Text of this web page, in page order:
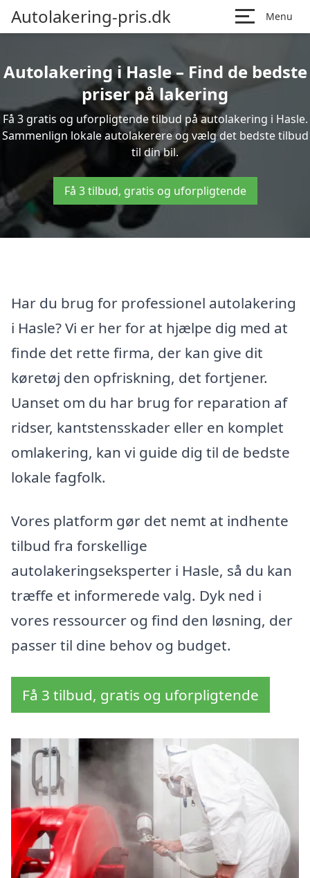
Autolakering-pris.dk Menu
Autolakering i Hasle – Find de bedste
priser på lakering
Få 3 gratis og uforpligtende tilbud på autolakering i Hasle.
Sammenlign lokale autolakerere og vælg det bedste tilbud
til din bil.
Få 3 tilbud, gratis og uforpligtende
Har du brug for professionel autolakering
i Hasle? Vi er her for at hjælpe dig med at
finde det rette firma, der kan give dit
køretøj den opfriskning, det fortjener.
Uanset om du har brug for reparation af
ridser, kantstensskader eller en komplet
omlakering, kan vi guide dig til de bedste
lokale fagfolk.
Vores platform gør det nemt at indhente
tilbud fra forskellige
autolakeringseksperter i Hasle, så du kan
træffe et informerede valg. Dyk ned i
vores ressourcer og find den løsning, der
passer til dine behov og budget.
Få 3 tilbud, gratis og uforpligtende